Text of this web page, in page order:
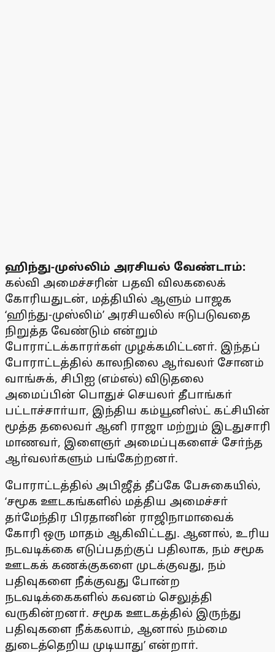
ஹிந்து-முஸ்லிம் அரசியல் வேண்டாம்:
கல்வி அமைச்சரின் பதவி விலகலைக்
கோரியதுடன், மத்தியில் ஆளும் பாஜக
‘ஹிந்து-முஸ்லிம்’ அரசியலில் ஈடுபடுவதை
நிறுத்த வேண்டும் என்றும்
போராட்டக்காரா்கள் முழக்கமிட்டனா். இந்தப்
போராட்டத்தில் காலநிலை ஆா்வலா் சோனம்
வாங்சுக், சிபிஐ (எம்எல்) விடுதலை
அமைப்பின் பொதுச் செயலா் தீபாங்கா்
பட்டாச்சாா்யா, இந்திய கம்யூனிஸ்ட் கட்சியின்
மூத்த தலைவா் ஆனி ராஜா மற்றும் இடதுசாரி
மாணவா், இளைஞா் அமைப்புகளைச் சோ்ந்த
ஆா்வலா்களும் பங்கேற்றனா்.
போராட்டத்தில் அபிஜீத் தீப்கே பேசுகையில்,
‘சமூக ஊடகங்களில் மத்திய அமைச்சா்
தா்மேந்திர பிரதானின் ராஜிநாமாவைக்
கோரி ஒரு மாதம் ஆகிவிட்டது. ஆனால், உரிய
நடவடிக்கை எடுப்பதற்குப் பதிலாக, நம் சமூக
ஊடகக் கணக்குகளை முடக்குவது, நம்
பதிவுகளை நீக்குவது போன்ற
நடவடிக்கைகளில் கவனம் செலுத்தி
வருகின்றனா். சமூக ஊடகத்தில் இருந்து
பதிவுகளை நீக்கலாம், ஆனால் நம்மை
துடைத்தெறிய முடியாது’ என்றாா்.